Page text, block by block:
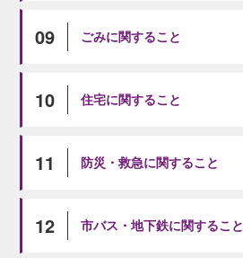
09 ごみに関すること
10 住宅に関すること
11 防災・救急に関すること
12 市バス・地下鉄に関すること